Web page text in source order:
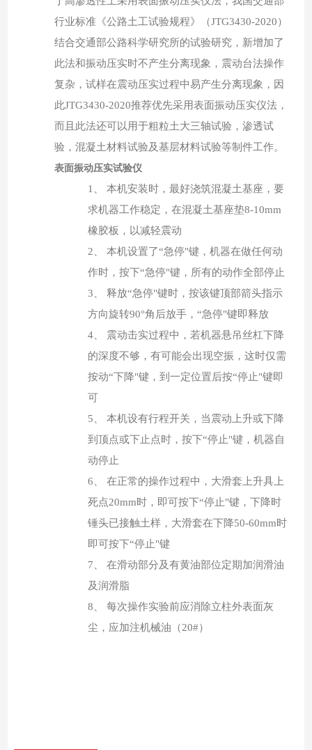
行业标准《公路土工试验规程》（JTG3430-2020）
结合交通部公路科学研究所的试验研究，新增加了
此法和振动压实时不产生分离现象，震动台法操作
复杂，试样在震动压实过程中易产生分离现象，因
此JTG3430-2020推荐优先采用表面振动压实仪法，
而且此法还可以用于粗粒土大三轴试验，渗透试
验，混凝土材料试验及基层材料试验等制件工作。
表面振动压实试验仪
1、 本机安装时，最好浇筑混凝土基座，要
求机器工作稳定，在混凝土基座垫8-10mm
橡胶板，以减轻震动
2、 本机设置了“急停"键，机器在做任何动
作时，按下“急停"键，所有的动作全部停止
3、 释放“急停"键时，按该键顶部箭头指示
方向旋转90°角后放手，“急停"键即释放
4、 震动击实过程中，若机器悬吊丝杠下降
的深度不够，有可能会出现空振，这时仅需
按动“下降"键，到一定位置后按“停止"键即
可
5、 本机设有行程开关，当震动上升或下降
到顶点或下止点时，按下“停止"键，机器自
动停止
6、 在正常的操作过程中，大滑套上升具上
死点20mm时，即可按下“停止"键，下降时
锤头已接触土样，大滑套在下降50-60mm时
即可按下“停止"键
7、 在滑动部分及有黄油部位定期加润滑油
及润滑脂
8、 每次操作实验前应消除立柱外表面灰
尘，应加注机械油（20#）